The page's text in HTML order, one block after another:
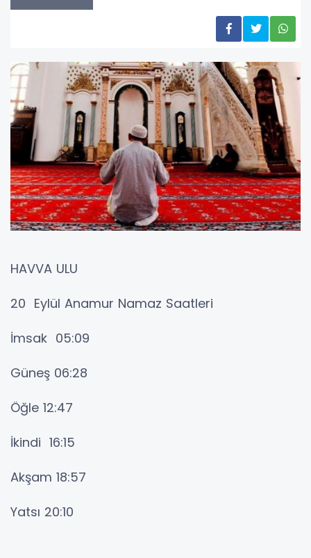
HAVVA ULU
20 Eylül Anamur Namaz Saatleri
İmsak 05:09
Güneş 06:28
Öğle 12:47
İkindi 16:15
Akşam 18:57
Yatsı 20:10